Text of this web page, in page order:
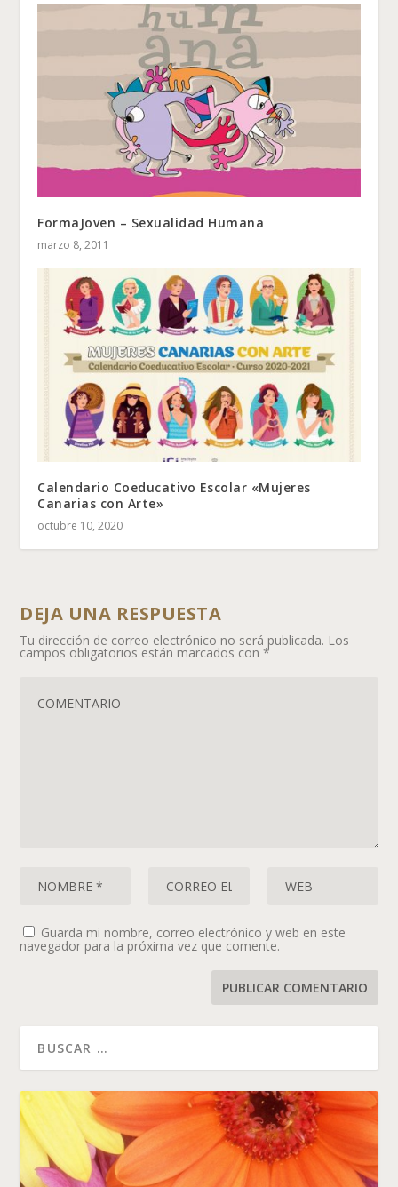
FormaJoven – Sexualidad Humana
marzo 8, 2011
Calendario Coeducativo Escolar «Mujeres
Canarias con Arte»
octubre 10, 2020
DEJA UNA RESPUESTA
Tu dirección de correo electrónico no será publicada. Los
campos obligatorios están marcados con*
Guarda mi nombre, correo electrónico y web en este
navegador para la próxima vez que comente.